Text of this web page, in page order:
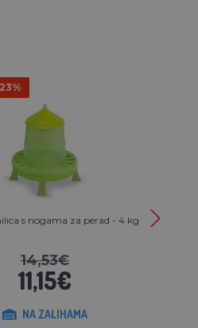
s nogama za perad - 4 kg
14,53€
11,15€
NA ZALIHAMA